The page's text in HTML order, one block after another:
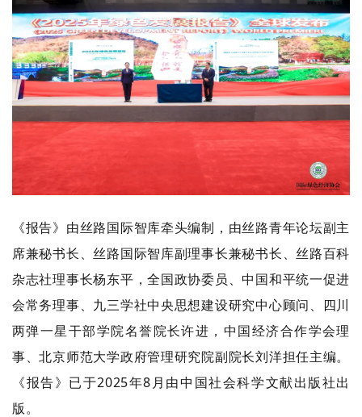
《报告》由丝路国际智库牵头编制，由丝路青年论坛副主
席兼秘书长、丝路国际智库副理事长兼秘书长、丝路百科
杂志社理事长杨东平，全国政协委员、中国和平统一促进
会常务理事、九三学社中央思想建设研究中心顾问、四川
两弹一星干部学院名誉院长许进，中国经济合作学会理
事、北京师范大学政府管理研究院副院长刘洋担任主编。
《报告》已于2025年8月由中国社会科学文献出版社出
版。